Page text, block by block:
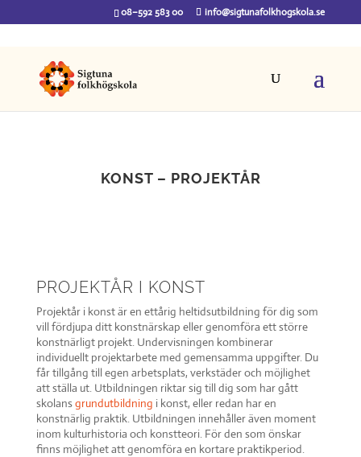
08–592 583 00 info@sigtunafolkhogskola.se
KONST – PROJEKTÅR
PROJEKTÅR I KONST
Projektår i konst är en ettårig heltidsutbildning för dig som
vill fördjupa ditt konstnärskap eller genomföra ett större
konstnärligt projekt. Undervisningen kombinerar
individuellt projektarbete med gemensamma uppgifter. Du
får tillgång till egen arbetsplats, verkstäder och möjlighet
att ställa ut. Utbildningen riktar sig till dig som har gått
skolansgrundutbildning i konst, eller redan har en
konstnärlig praktik. Utbildningen innehåller även moment
inom kulturhistoria och konstteori. För den som önskar
finns möjlighet att genomföra en kortare praktikperiod.